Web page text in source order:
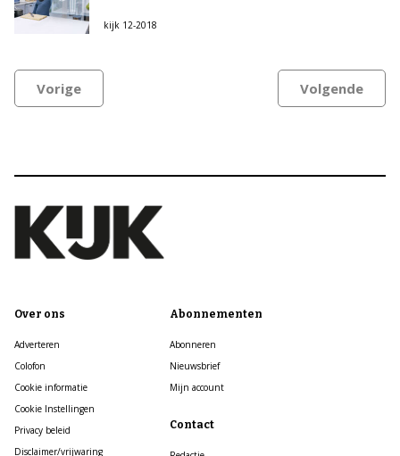
kijk 12-2018
Vorige Volgende
Over ons
Adverteren
Colofon
Cookie informatie
Cookie Instellingen
Privacy beleid
Disclaimer/vrijwaring
Abonnementen
Abonneren
Nieuwsbrief
Mijn account
Contact